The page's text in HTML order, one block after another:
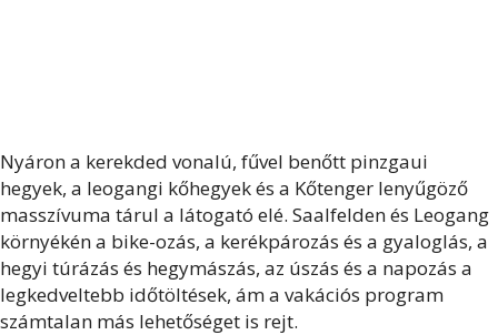
Nyáron a kerekded vonalú, fűvel benőtt pinzgaui
hegyek, a leogangi kőhegyek és a Kőtenger lenyűgöző
masszívuma tárul a látogató elé. Saalfelden és Leogang
környékén a bike-ozás, a kerékpározás és a gyaloglás, a
hegyi túrázás és hegymászás, az úszás és a napozás a
legkedveltebb időtöltések, ám a vakációs program
számtalan más lehetőséget is rejt.